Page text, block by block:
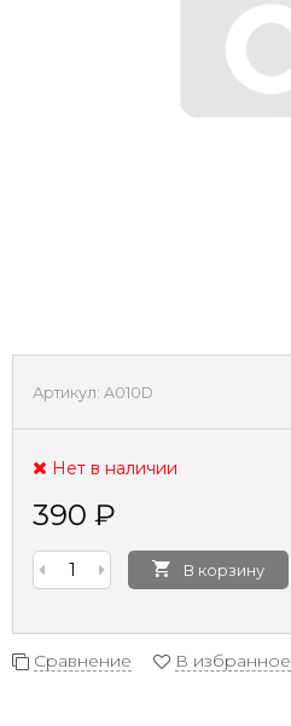
Артикул: A010D
Нет в наличии
390 ₽
В корзину
Сравнение В избранное